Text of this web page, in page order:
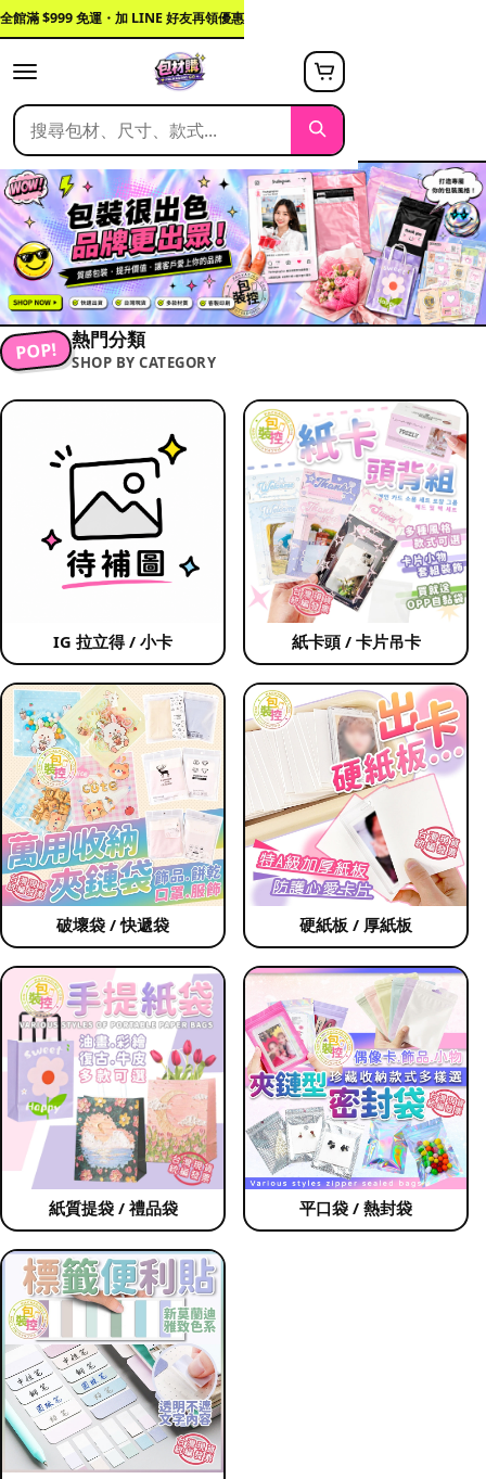
全館滿 $999 免運・加 LINE 好友再領優惠
POP! 熱門分類
SHOP BY CATEGORY
IG 拉立得 / 小卡 紙卡頭 / 卡片吊卡
破壞袋 / 快遞袋 硬紙板 / 厚紙板
紙質提袋 / 禮品袋 平口袋 / 熱封袋